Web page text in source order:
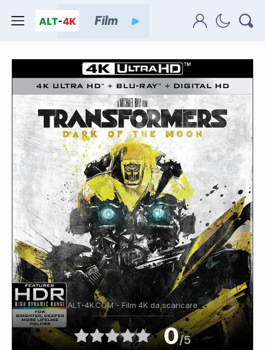
ALT-4K.COM - Film 4K da scaricare
0/5